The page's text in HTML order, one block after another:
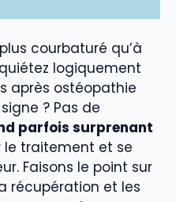
courbaturé qu’à
logiquement
après ostéopathie
? Pas de
parfois surprenant
le traitement et se
Faisons le point sur
récupération et les